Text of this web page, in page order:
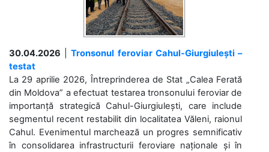
30.04.2026 |Tronsonul feroviar Cahul-Giurgiulești –
testat
La 29 aprilie 2026, Întreprinderea de Stat „Calea Ferată
din Moldova” a efectuat testarea tronsonului feroviar de
importanță strategică Cahul-Giurgiulești, care include
segmentul recent restabilit din localitatea Văleni, raionul
Cahul. Evenimentul marchează un progres semnificativ
în consolidarea infrastructurii feroviare naționale și în